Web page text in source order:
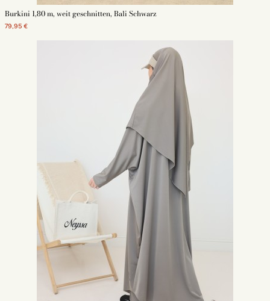
Burkini 1,80 m, weit geschnitten, Bali Schwarz
79,95 €